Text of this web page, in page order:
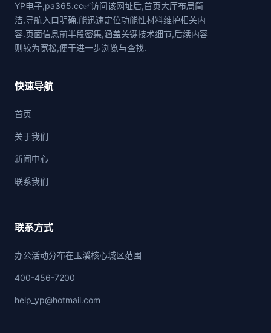
YP电子,pa365.cc✅访问该网址后,首页大厅布局简
洁,导航入口明确,能迅速定位功能性材料维护相关内
容.页面信息前半段密集,涵盖关键技术细节,后续内容
则较为宽松,便于进一步浏览与查找.
快速导航
首页
关于我们
新闻中心
联系我们
联系方式
办公活动分布在玉溪核心城区范围
400-456-7200
help_yp@hotmail.com